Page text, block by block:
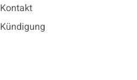
Kontakt
Kündigung